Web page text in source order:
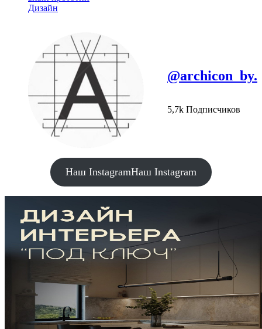
Дизайн
@archicon_by.
5,7k Подписчиков
Наш InstagramНаш Instagram